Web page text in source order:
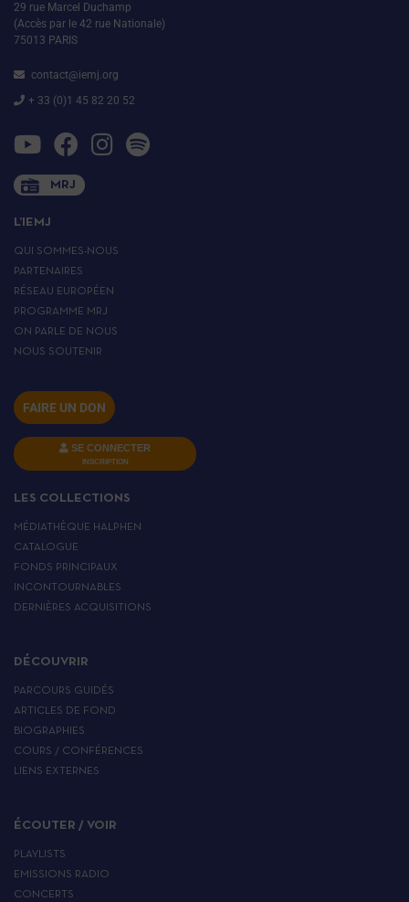
29 rue Marcel Duchamp
(Accès par le 42 rue Nationale)
75013 PARIS
contact@iemj.org
+ 33 (0)1 45 82 20 52
MRJ
L’IEMJ
QUI SOMMES-NOUS
PARTENAIRES
RÉSEAU EUROPÉEN
PROGRAMME MRJ
ON PARLE DE NOUS
NOUS SOUTENIR
FAIRE UN DON
SE CONNECTER
INSCRIPTION
LES COLLECTIONS
MÉDIATHÈQUE HALPHEN
CATALOGUE
FONDS PRINCIPAUX
INCONTOURNABLES
DERNIÈRES ACQUISITIONS
DÉCOUVRIR
PARCOURS GUIDÉS
ARTICLES DE FOND
BIOGRAPHIES
COURS / CONFÉRENCES
LIENS EXTERNES
ÉCOUTER / VOIR
PLAYLISTS
EMISSIONS RADIO
CONCERTS